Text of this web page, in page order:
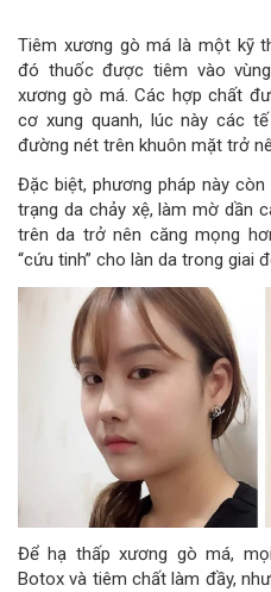
Tiêm xương gò má là một kỹ
đó thuốc được tiêm vào
xương gò má. Các hợp chất
cơ xung quanh, lúc này các
đường nét trên khuôn mặt trở
Đặc biệt, phương pháp này
trạng da chảy xệ, làm mờ dần
trên da trở nên căng mọng
“cứu tinh” cho làn da trong giai
Để hạ thấp xương gò má,
Botox và tiêm chất làm đầy,